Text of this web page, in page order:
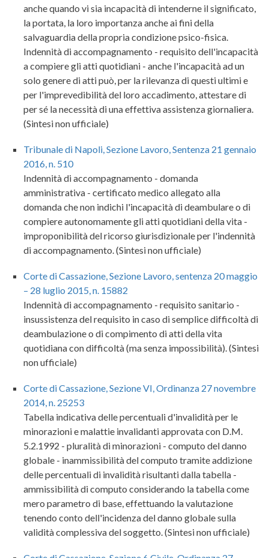
anche quando vi sia incapacità di intenderne il significato,
la portata, la loro importanza anche ai fini della
salvaguardia della propria condizione psico-fisica.
Indennità di accompagnamento - requisito dell'incapacità
a compiere gli atti quotidiani - anche l'incapacità ad un
solo genere di atti può, per la rilevanza di questi ultimi e
per l'imprevedibilità del loro accadimento, attestare di
per sé la necessità di una effettiva assistenza giornaliera.
(Sintesi non ufficiale)
Tribunale di Napoli, Sezione Lavoro, Sentenza 21 gennaio
2016, n. 510
Indennità di accompagnamento - domanda
amministrativa - certificato medico allegato alla
domanda che non indichi l'incapacità di deambulare o di
compiere autonomamente gli atti quotidiani della vita -
improponibilità del ricorso giurisdizionale per l'indennità
di accompagnamento. (Sintesi non ufficiale)
Corte di Cassazione, Sezione Lavoro, sentenza 20 maggio
– 28 luglio 2015, n. 15882
Indennità di accompagnamento - requisito sanitario -
insussistenza del requisito in caso di semplice difficoltà di
deambulazione o di compimento di atti della vita
quotidiana con difficoltà (ma senza impossibilità). (Sintesi
non ufficiale)
Corte di Cassazione, Sezione VI, Ordinanza 27 novembre
2014, n. 25253
Tabella indicativa delle percentuali d'invalidità per le
minorazioni e malattie invalidanti approvata con D.M.
5.2.1992 - pluralità di minorazioni - computo del danno
globale - inammissibilità del computo tramite addizione
delle percentuali di invalidità risultanti dalla tabella -
ammissibilità di computo considerando la tabella come
mero parametro di base, effettuando la valutazione
tenendo conto dell'incidenza del danno globale sulla
validità complessiva del soggetto. (Sintesi non ufficiale)